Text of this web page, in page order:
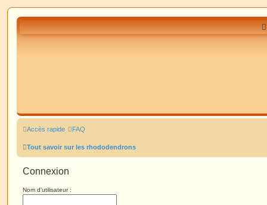
Accès rapide FAQ
Tout savoir sur les rhododendrons
Connexion
Nom d’utilisateur :